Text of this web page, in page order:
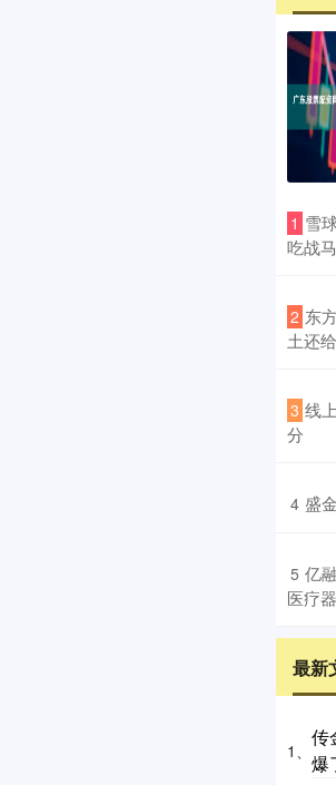
1 雪
吃战
2 东
土还
3 线
分
4 盛
5 亿
医疗
最新
1、
传
爆